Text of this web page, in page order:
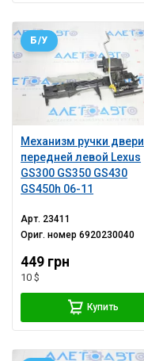
Механизм ручки двери
передней левой Lexus
GS300 GS350 GS430
GS450h 06-11
Б/У
Арт. 23411
Ориг. номер6920230040
449 грн
10 $
Купить